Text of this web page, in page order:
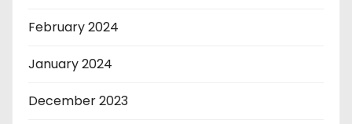
February 2024
January 2024
December 2023